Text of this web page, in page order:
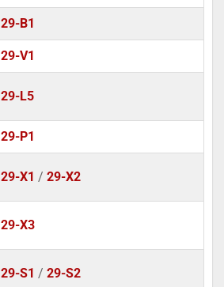
29-B1
29-V1
29-L5
29-P1
29-X1 / 29-X2
29-X3
29-S1 / 29-S2